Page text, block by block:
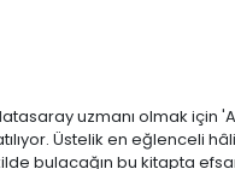
uzmanı olmak için
Üstelik en eğlenceli
bulacağın bu kitapta